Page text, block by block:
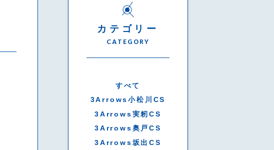
カテゴリー
CATEGORY
すべて
3Arrows小松川CS
3Arrows実籾CS
3Arrows奥戸CS
3Arrows坂出CS